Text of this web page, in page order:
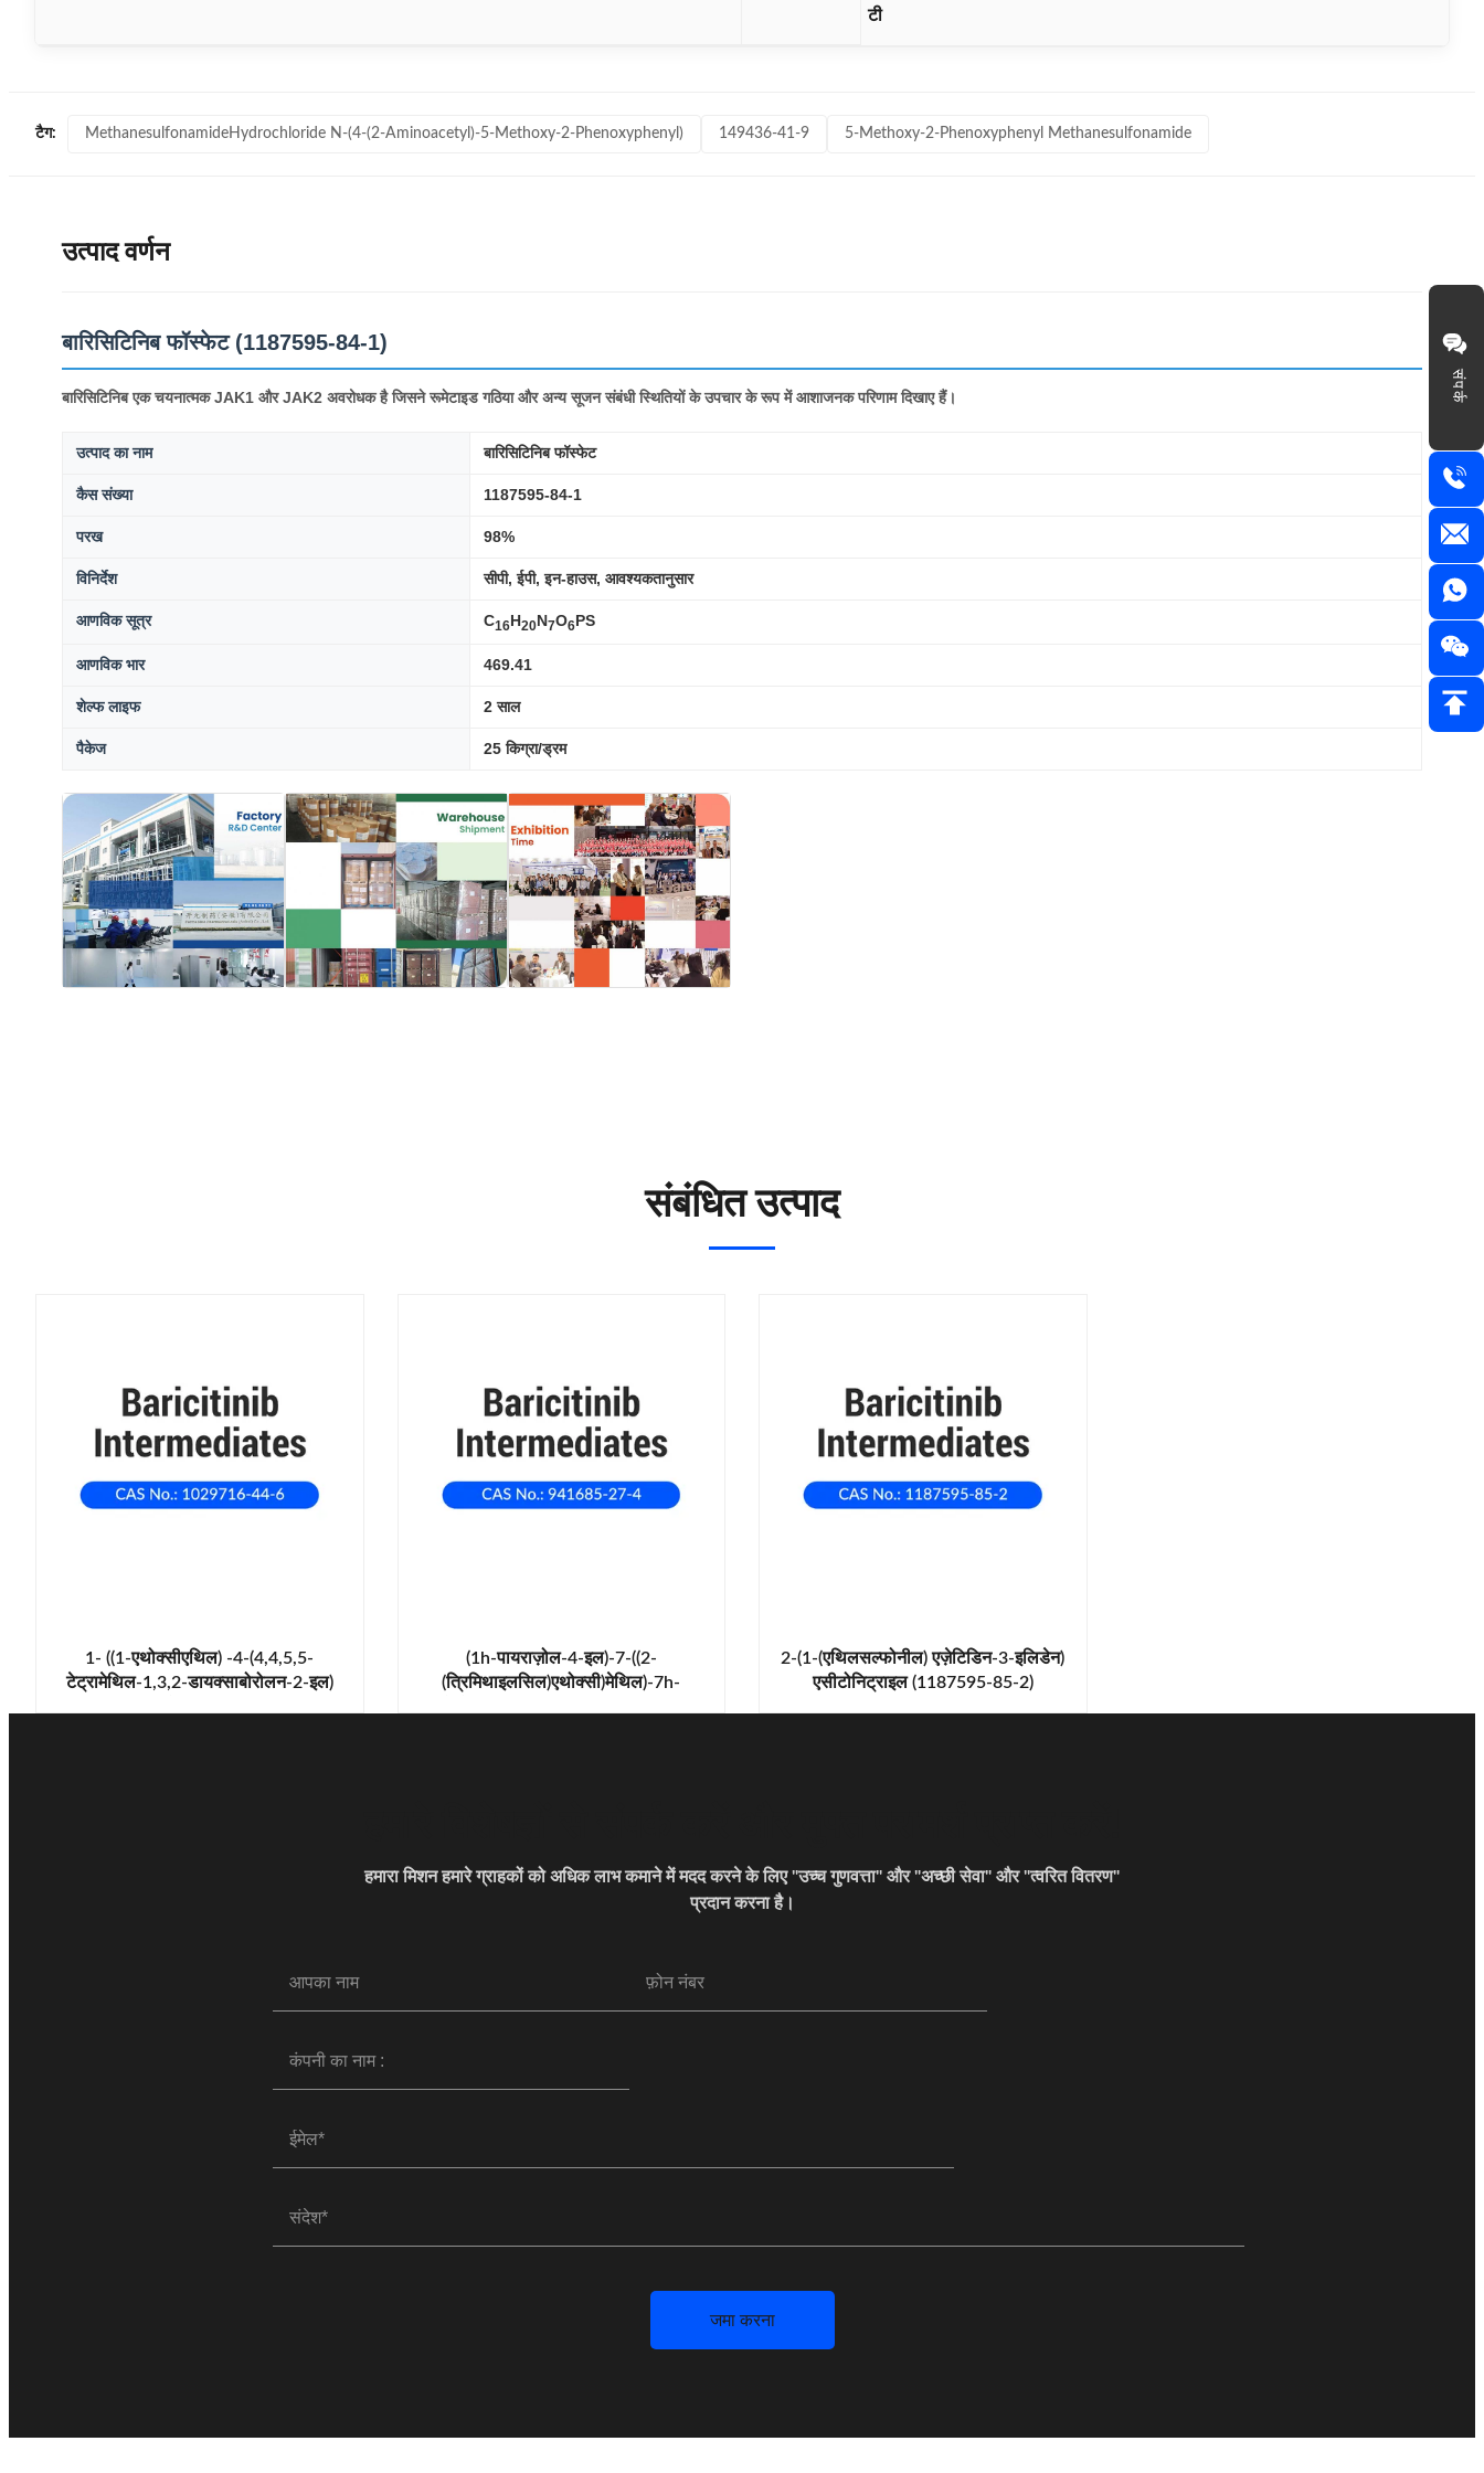
संपर्क
टी
टैग: MethanesulfonamideHydrochloride N-(4-(2-Aminoacetyl)-5-Methoxy-2-Phenoxyphenyl) 149436-41-9 5-Methoxy-2-Phenoxyphenyl Methanesulfonamide
उत्पाद वर्णन
बारिसिटिनिब फॉस्फेट (1187595-84-1)
बारिसिटिनिब एक चयनात्मक JAK1 और JAK2 अवरोधक है जिसने रूमेटाइड गठिया और अन्य सूजन संबंधी स्थितियों के उपचार के रूप में आशाजनक परिणाम दिखाए हैं।
उत्पाद का नाम बारिसिटिनिब फॉस्फेट
कैस संख्या 1187595-84-1
परख 98%
विनिर्देश सीपी, ईपी, इन-हाउस, आवश्यकतानुसार
आणविक सूत्र C16H20N7O6PS
आणविक भार 469.41
शेल्फ लाइफ 2 साल
पैकेज 25 किग्रा/ड्रम
संबंधित उत्पाद
1- ((1-एथोक्सीएथिल) -4-(4,4,5,5-
टेट्रामेथिल-1,3,2-डायक्साबोरोलन-2-इल)
(1h-पायराज़ोल-4-इल)-7-((2-
(त्रिमिथाइलसिल)एथोक्सी)मेथिल)-7h-
2-(1-(एथिलसल्फोनील) एज़ेटिडिन-3-इलिडेन)
एसीटोनिट्राइल (1187595-85-2)
हमारा मिशन हमारे ग्राहकों को अधिक लाभ कमाने में मदद करने के लिए "उच्च गुणवत्ता" और "अच्छी सेवा" और "त्वरित वितरण"
प्रदान करना है।